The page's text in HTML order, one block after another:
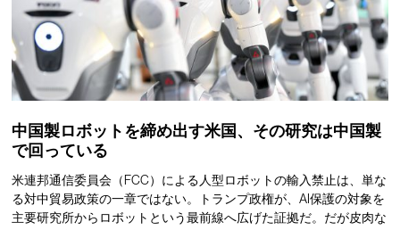
中国製ロボットを締め出す米国、その研究は中国製
で回っている
米連邦通信委員会（FCC）による人型ロボットの輸入禁止は、単な
る対中貿易政策の一章ではない。トランプ政権が、AI保護の対象を
主要研究所からロボットという最前線へ広げた証拠だ。だが皮肉な